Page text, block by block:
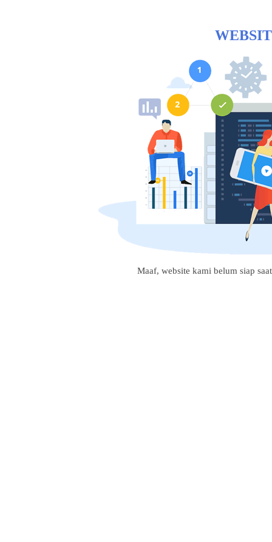
Maaf, website kami belum siap